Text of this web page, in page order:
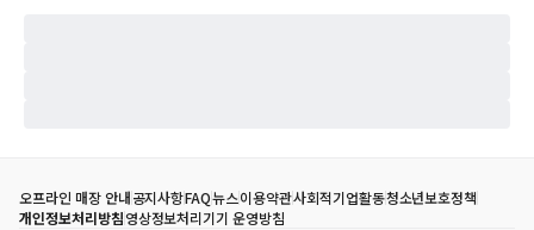
오프라인 매장 안내공지사항FAQ뉴스이용약관사회적기업활동청소년보호정책
개인정보처리방침영상정보처리기기 운영방침